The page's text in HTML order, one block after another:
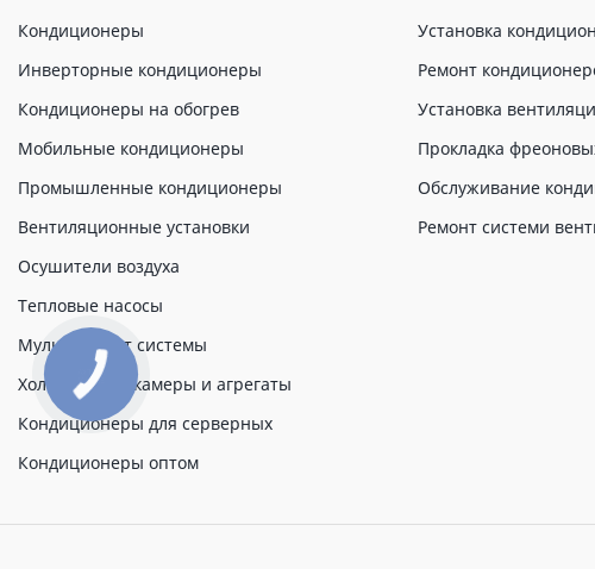
Кондиционеры
Инверторные кондиционеры
Кондиционеры на обогрев
Мобильные кондиционеры
Промышленные кондиционеры
Вентиляционные установки
Осушители воздуха
Тепловые насосы
Мульти сплит системы
Холодильные камеры и агрегаты
Кондиционеры для серверных
Кондиционеры оптом
Установка
Ремонт
Установка
Прокладка
Обслуживание
Ремонт системи